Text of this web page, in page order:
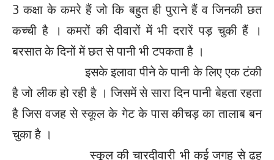
3 कक्षा के कमरे हैं जो कि बहुत ही पुराने हैं व जिनकी छत
कच्ची है । कमरों की दीवारों में भी दरारें पड़ चुकी हैं ।
बरसात के दिनों में छत से पानी भी टपकता है ।
इसके इलावा पीने के पानी के लिए एक टंकी
है जो लीक हो रही है । जिसमें से सारा दिन पानी बेहता रहता
है जिस वजह से स्कूल के गेट के पास कीचड़ का तालाब बन
चुका है ।
स्कूल की चारदीवारी भी कई जगह से ढह